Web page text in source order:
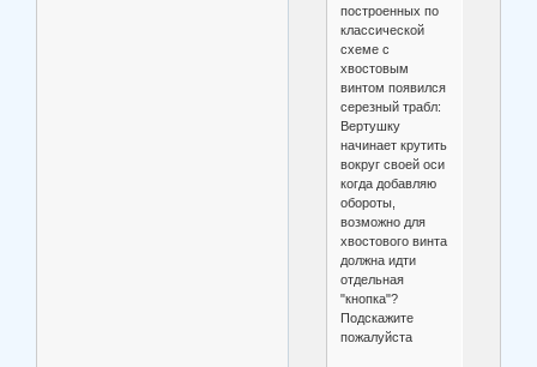
построенных по
классической
схеме с
хвостовым
винтом появился
серезный трабл:
Вертушку
начинает крутить
вокруг своей оси
когда добавляю
обороты,
возможно для
хвостового винта
должна идти
отдельная
"кнопка"?
Подскажите
пожалуйста